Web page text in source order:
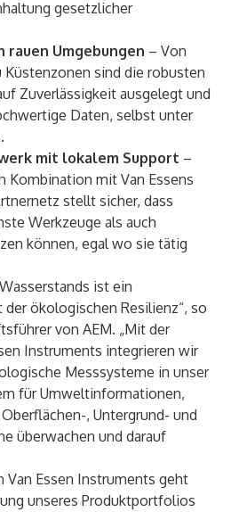
gesetzlicher
rauen Umgebungen – Von
Küstenzonen sind die robusten
Zuverlässigkeit ausgelegt und
Daten, selbst unter
mit lokalem Support –
Kombination mit Van Essens
stellt sicher, dass
Werkzeuge als auch
können, egal wo sie tätig
ist ein
ökologischen Resilienz“, so
von AEM. „Mit der
Instruments integrieren wir
Messsysteme in unser
für Umweltinformationen,
, Untergrund- und
überwachen und darauf
Van Essen Instruments geht
unseres Produktportfolios